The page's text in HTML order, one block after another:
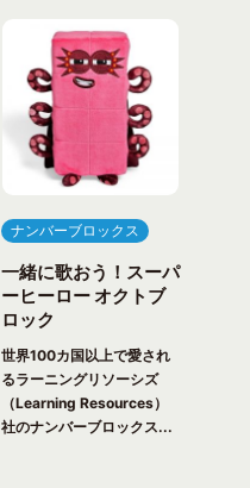
ナンバーブロックス
一緒に歌おう！スーパ
ーヒーロー オクトブ
ロック
世界100カ国以上で愛され
るラーニングリソーシズ
（Learning Resources）
社のナンバーブロックス...